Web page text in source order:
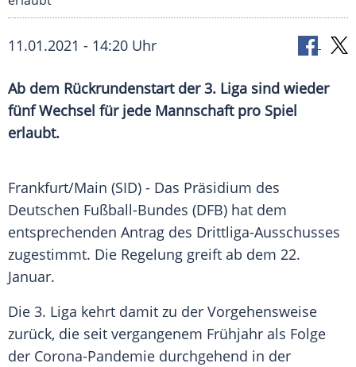
11.01.2021 - 14:20 Uhr
Ab dem Rückrundenstart der 3. Liga sind wieder
fünf Wechsel für jede Mannschaft pro Spiel
erlaubt.
Frankfurt/Main (SID) - Das Präsidium des
Deutschen Fußball-Bundes (DFB) hat dem
entsprechenden Antrag des Drittliga-Ausschusses
zugestimmt. Die Regelung greift ab dem 22.
Januar.
Die 3. Liga kehrt damit zu der Vorgehensweise
zurück, die seit vergangenem Frühjahr als Folge
der Corona-Pandemie durchgehend in der